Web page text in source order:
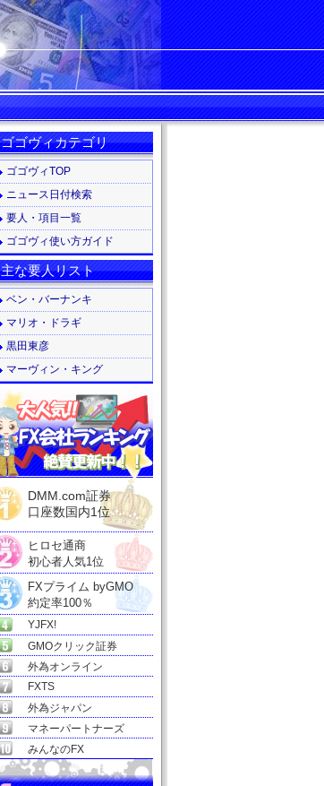
ゴゴヴィカテゴリ
ゴゴヴィTOP
ニュース日付検索
要人・項目一覧
ゴゴヴィ使い方ガイド
主な要人リスト
ベン・バーナンキ
マリオ・ドラギ
黒田東彦
マーヴィン・キング
DMM.com証券
口座数国内1位
ヒロセ通商
初心者人気1位
FXプライム byGMO
約定率100％
YJFX!
GMOクリック証券
外為オンライン
FXTS
外為ジャパン
マネーパートナーズ
みんなのFX